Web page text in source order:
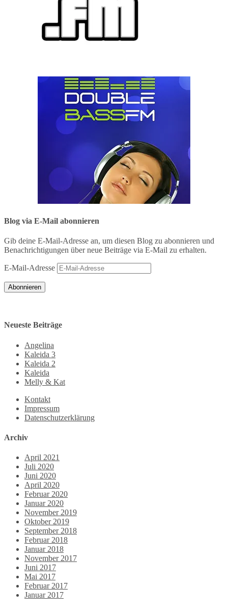
Blog via E-Mail abonnieren
Gib deine E-Mail-Adresse an, um diesen Blog zu abonnieren und
Benachrichtigungen über neue Beiträge via E-Mail zu erhalten.
E-Mail-Adresse
Abonnieren
Neueste Beiträge
Angelina
Kaleida 3
Kaleida 2
Kaleida
Melly & Kat
Kontakt
Impressum
Datenschutzerklärung
Archiv
April 2021
Juli 2020
Juni 2020
April 2020
Februar 2020
Januar 2020
November 2019
Oktober 2019
September 2018
Februar 2018
Januar 2018
November 2017
Juni 2017
Mai 2017
Februar 2017
Januar 2017